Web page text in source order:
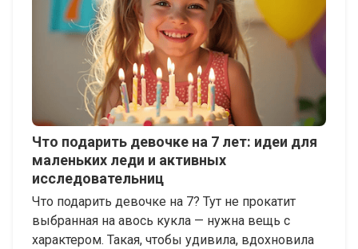
Что подарить девочке на 7 лет: идеи для
маленьких леди и активных
исследовательниц
Что подарить девочке на 7? Тут не прокатит
выбранная на авось кукла — нужна вещь с
характером. Такая, чтобы удивила, вдохновила